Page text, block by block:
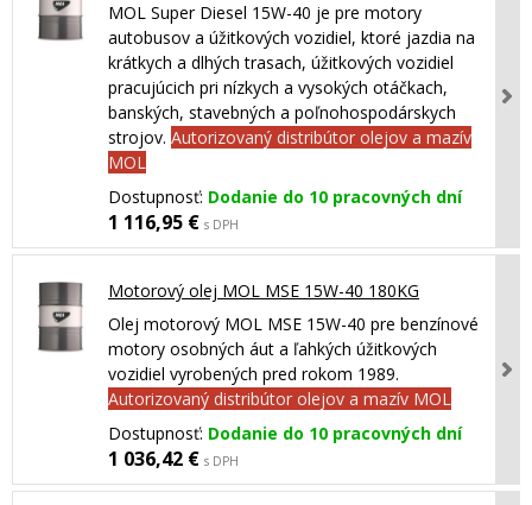
MOL Super Diesel 15W-40 je pre motory
autobusov a úžitkových vozidiel, ktoré jazdia na
krátkych a dlhých trasach, úžitkových vozidiel
pracujúcich pri nízkych a vysokých otáčkach,
banských, stavebných a poľnohospodárskych
strojov. Autorizovaný distribútor olejov a mazív
MOL
Dostupnosť: Dodanie do 10 pracovných dní
1 116,95 € s DPH
Motorový olej MOL MSE 15W-40 180KG
Olej motorový MOL MSE 15W-40 pre benzínové
motory osobných áut a ľahkých úžitkových
vozidiel vyrobených pred rokom 1989.
Autorizovaný distribútor olejov a mazív MOL
Dostupnosť: Dodanie do 10 pracovných dní
1 036,42 € s DPH